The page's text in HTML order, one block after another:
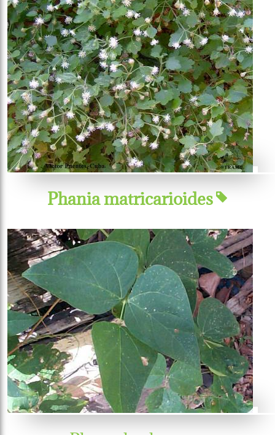
Phania matricarioides